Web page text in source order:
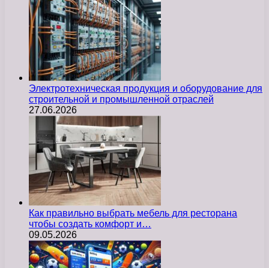
Электротехническая продукция и оборудование для
строительной и промышленной отраслей
27.06.2026
Как правильно выбрать мебель для ресторана
чтобы создать комфорт и…
09.05.2026